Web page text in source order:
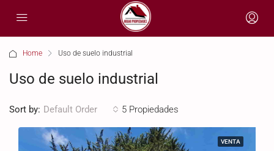
Home Uso de suelo industrial
Uso de suelo industrial
5 Propiedades
Sort by: Default Order
VENTA